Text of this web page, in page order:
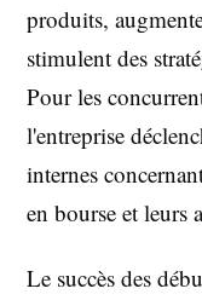
produits,
stimulent des
Pour les
l'entreprise
internes
en bourse et leurs
Le succès des